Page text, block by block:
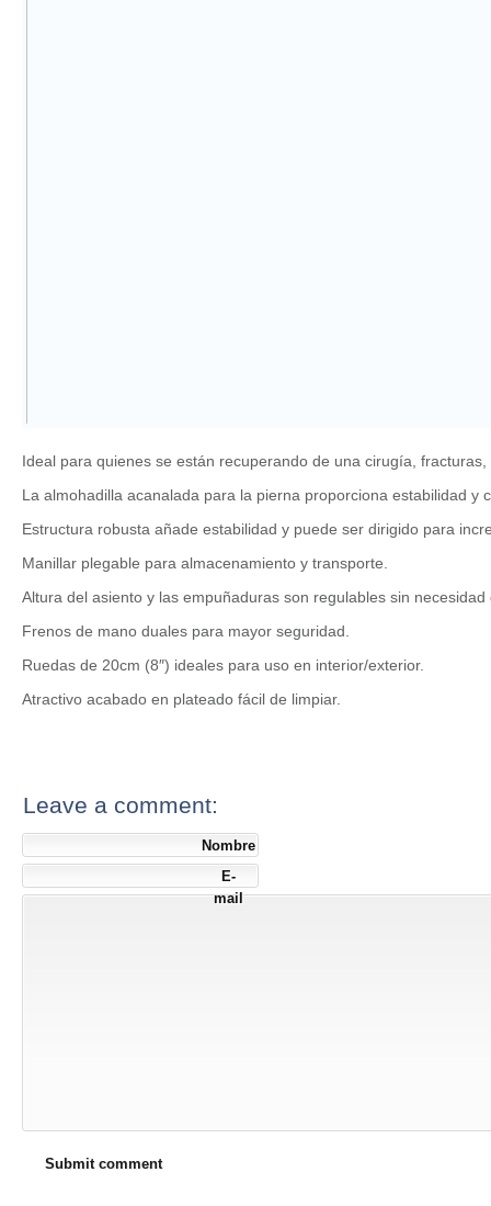
Ideal para quienes se están recuperando de una cirugía,
La almohadilla acanalada para la pierna proporciona estabilidad y
Estructura robusta añade estabilidad y puede ser dirigido para
Manillar plegable para almacenamiento y transporte.
Altura del asiento y las empuñaduras son regulables sin
Frenos de mano duales para mayor seguridad.
Ruedas de 20cm (8″) ideales para uso en interior/exterior.
Atractivo acabado en plateado fácil de limpiar.
Leave a comment:
Nombre
E-
mail
Submit comment